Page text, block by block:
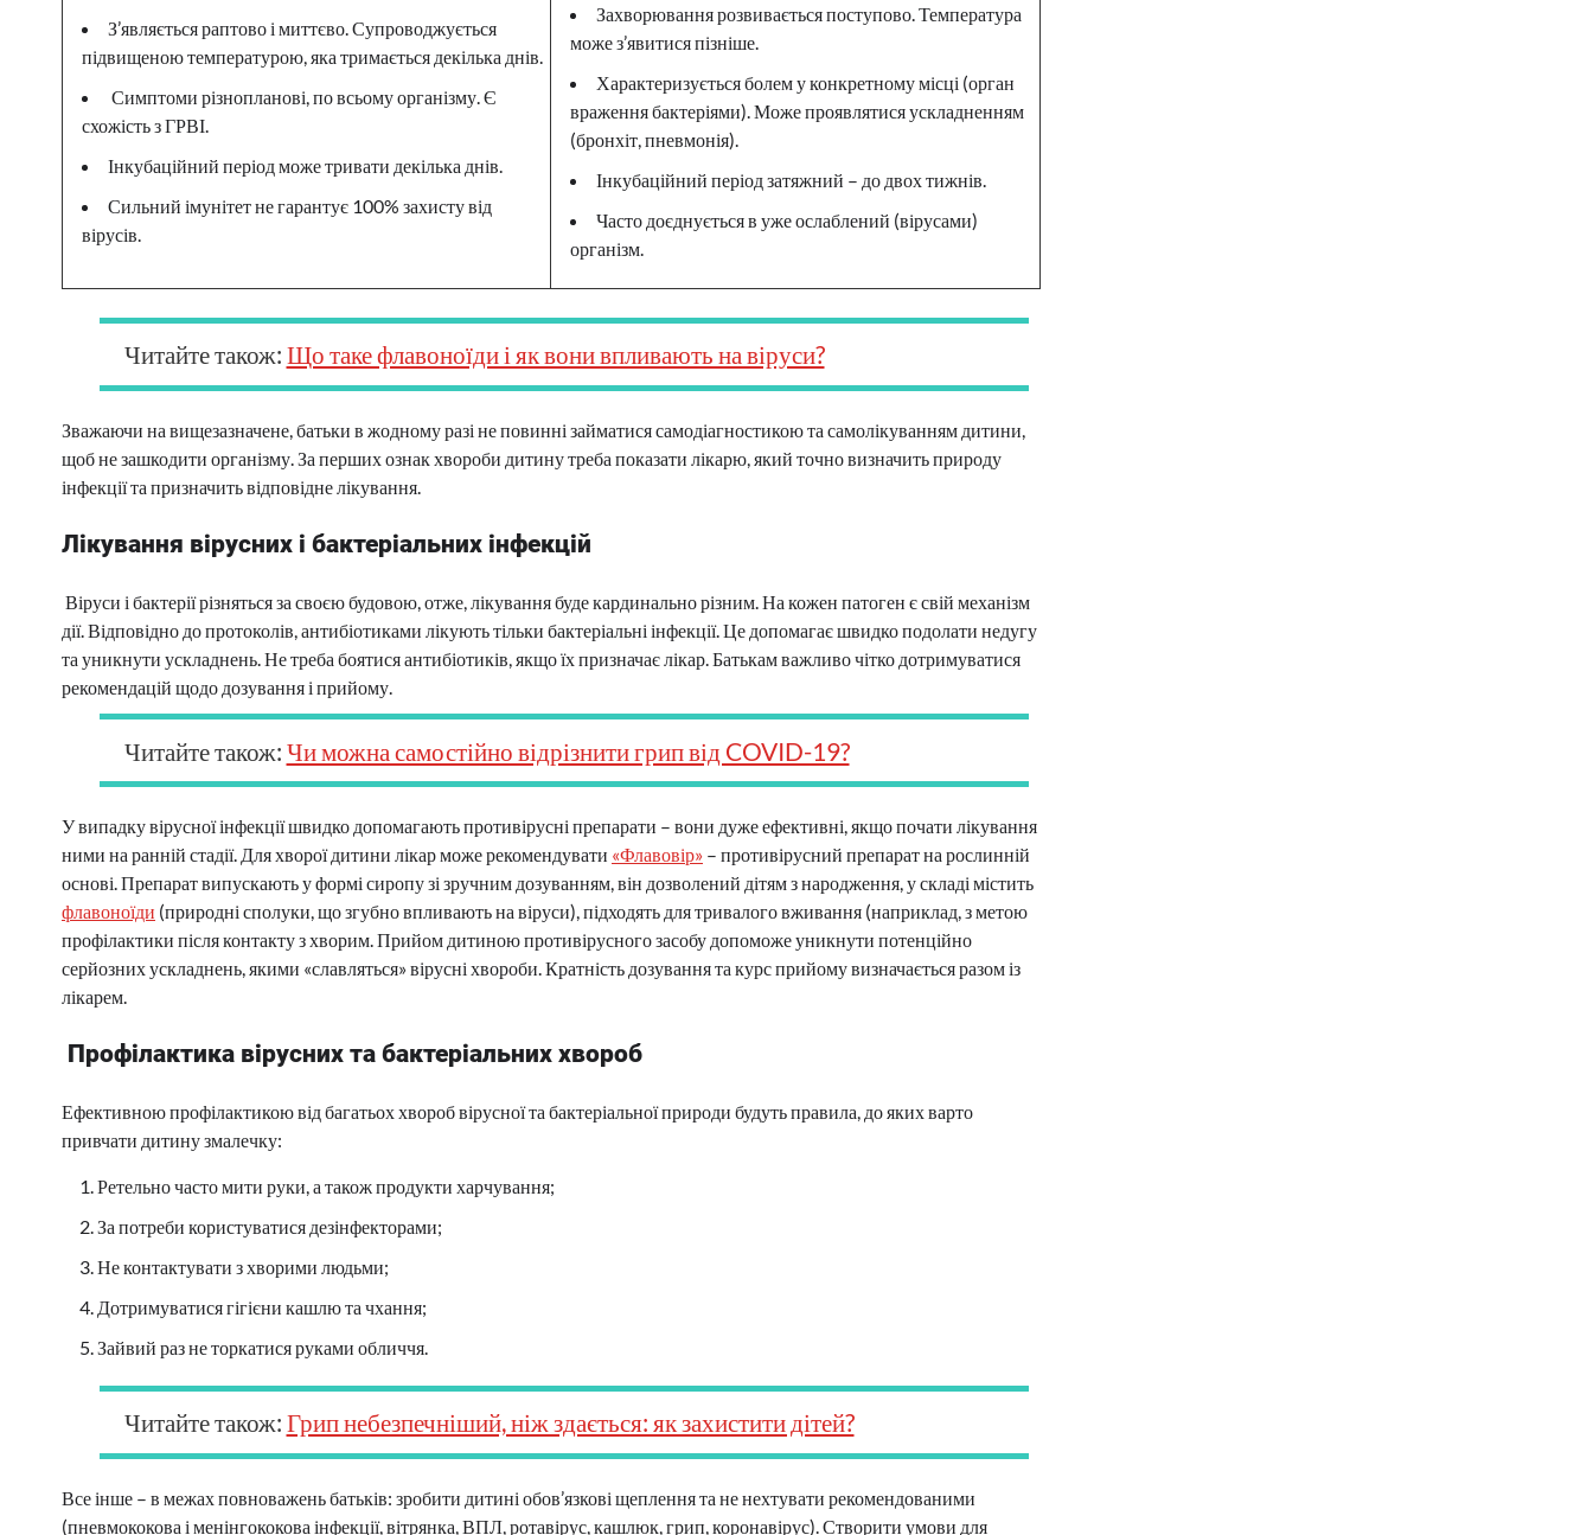
З’являється раптово і миттєво. Супроводжується
підвищеною температурою, яка тримається декілька днів.
Симптоми різнопланові, по всьому організму. Є
схожість з ГРВІ.
Інкубаційний період може тривати декілька днів.
Сильний імунітет не гарантує 100% захисту від
вірусів.
Захворювання розвивається поступово. Температура
може з’явитися пізніше.
Характеризується болем у конкретному місці (орган
враження бактеріями). Може проявлятися ускладненням
(бронхіт, пневмонія).
Інкубаційний період затяжний – до двох тижнів.
Часто доєднується в уже ослаблений (вірусами)
організм.
Читайте також: Що таке флавоноїди і як вони впливають на віруси?
Зважаючи на вищезазначене, батьки в жодному разі не повинні займатися самодіагностикою та самолікуванням дитини,
щоб не зашкодити організму. За перших ознак хвороби дитину треба показати лікарю, який точно визначить природу
інфекції та призначить відповідне лікування.
Лікування вірусних і бактеріальних інфекцій
Віруси і бактерії різняться за своєю будовою, отже, лікування буде кардинально різним. На кожен патоген є свій механізм
дії. Відповідно до протоколів, антибіотиками лікують тільки бактеріальні інфекції. Це допомагає швидко подолати недугу
та уникнути ускладнень. Не треба боятися антибіотиків, якщо їх призначає лікар. Батькам важливо чітко дотримуватися
рекомендацій щодо дозування і прийому.
Читайте також: Чи можна самостійно відрізнити грип від COVID-19?
У випадку вірусної інфекції швидко допомагають противірусні препарати – вони дуже ефективні, якщо почати лікування
ними на ранній стадії. Для хворої дитини лікар може рекомендувати «Флавовір» – противірусний препарат на рослинній
основі. Препарат випускають у формі сиропу зі зручним дозуванням, він дозволений дітям з народження, у складі містить
флавоноїди (природні сполуки, що згубно впливають на віруси), підходять для тривалого вживання (наприклад, з метою
профілактики після контакту з хворим. Прийом дитиною противірусного засобу допоможе уникнути потенційно
серйозних ускладнень, якими «славляться» вірусні хвороби. Кратність дозування та курс прийому визначається разом із
лікарем.
Профілактика вірусних та бактеріальних хвороб
Ефективною профілактикою від багатьох хвороб вірусної та бактеріальної природи будуть правила, до яких варто
привчати дитину змалечку:
Ретельно часто мити руки, а також продукти харчування;
За потреби користуватися дезінфекторами;
Не контактувати з хворими людьми;
Дотримуватися гігієни кашлю та чхання;
Зайвий раз не торкатися руками обличчя.
Читайте також: Грип небезпечніший, ніж здається: як захистити дітей?
Все інше – в межах повноважень батьків: зробити дитині обов’язкові щеплення та не нехтувати рекомендованими
(пневмококова і менінгококова інфекції, вітрянка, ВПЛ, ротавірус, кашлюк, грип, коронавірус). Створити умови для